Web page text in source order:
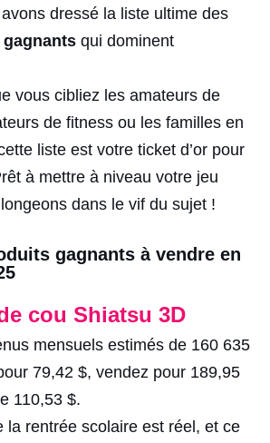
dressé la liste ultime des
qui dominent
vous cibliez les amateurs de
de fitness ou les familles en
liste est votre ticket d’or pour
à mettre à niveau votre jeu
dans le vif du sujet !
gagnants à vendre en
cou Shiatsu 3D
mensuels estimés de 160 635
79,42 $, vendez pour 189,95
110,53 $.
la rentrée scolaire est réel, et ce